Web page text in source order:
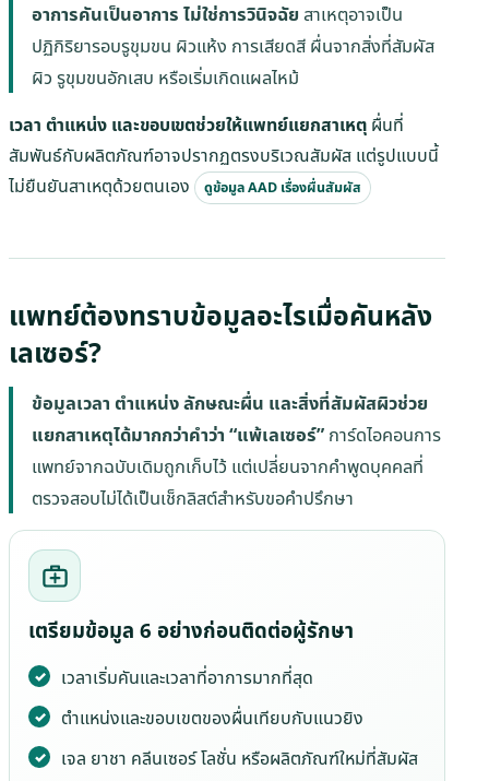
อาการคันเป็นอาการ ไม่ใช่การวินิจฉัย สาเหตุอาจเป็น
ปฏิกิริยารอบรูขุมขน ผิวแห้ง การเสียดสี ผื่นจากสิ่งที่สัมผัส
ผิว รูขุมขนอักเสบ หรือเริ่มเกิดแผลไหม้
เวลา ตำแหน่ง และขอบเขตช่วยให้แพทย์แยกสาเหตุ ผื่นที่
สัมพันธ์กับผลิตภัณฑ์อาจปรากฏตรงบริเวณสัมผัส แต่รูปแบบนี้
ไม่ยืนยันสาเหตุด้วยตนเอง
ดูข้อมูล AAD เรื่องผื่นสัมผัส
แพทย์ต้องทราบข้อมูลอะไรเมื่อคันหลัง
เลเซอร์?
ข้อมูลเวลา ตำแหน่ง ลักษณะผื่น และสิ่งที่สัมผัสผิวช่วย
แยกสาเหตุได้มากกว่าคำว่า “แพ้เลเซอร์” การ์ดไอคอนการ
แพทย์จากฉบับเดิมถูกเก็บไว้ แต่เปลี่ยนจากคำพูดบุคคลที่
ตรวจสอบไม่ได้เป็นเช็กลิสต์สำหรับขอคำปรึกษา
เตรียมข้อมูล 6 อย่างก่อนติดต่อผู้รักษา
เวลาเริ่มคันและเวลาที่อาการมากที่สุด
ตำแหน่งและขอบเขตของผื่นเทียบกับแนวยิง
เจล ยาชา คลีนเซอร์ โลชั่น หรือผลิตภัณฑ์ใหม่ที่สัมผัส